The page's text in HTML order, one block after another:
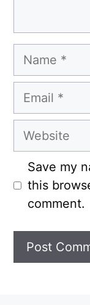
Name
Email
Website
Save my
this
comment.